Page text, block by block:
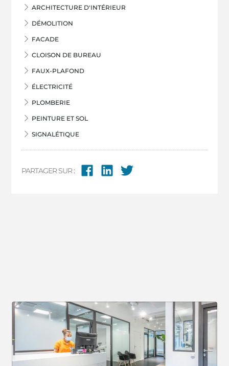
ARCHITECTURE D'INTÉRIEUR
DÉMOLITION
FACADE
CLOISON DE BUREAU
FAUX-PLAFOND
ÉLECTRICITÉ
PLOMBERIE
PEINTURE ET SOL
SIGNALÉTIQUE
PARTAGER SUR :